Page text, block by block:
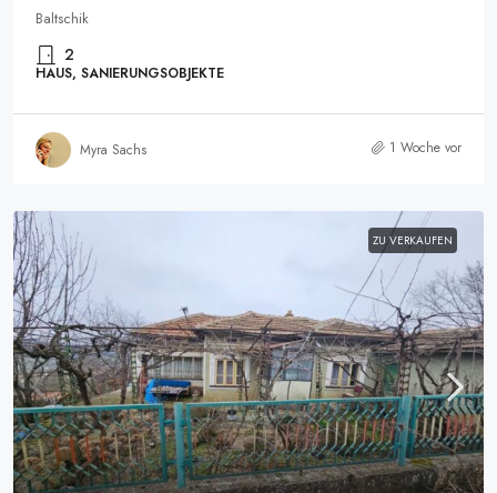
Baltschik
2
HAUS, SANIERUNGSOBJEKTE
Myra Sachs 1 Woche vor
ZU VERKAUFEN